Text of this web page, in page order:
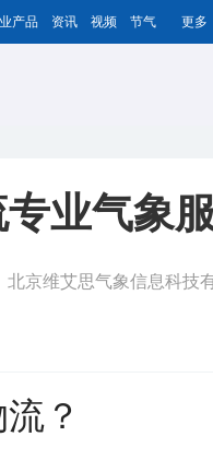
产品 资讯 视频 节气 更多
业气象
北京维艾思气象信息科技
？